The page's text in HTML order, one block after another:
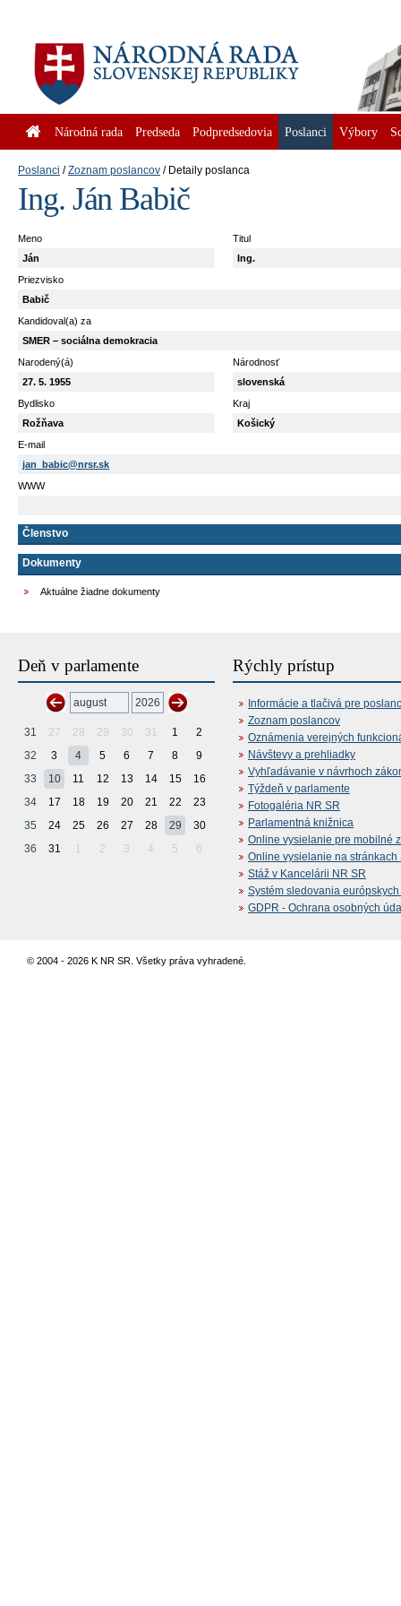
Národná rada Predseda Podpredsedovia Poslanci Výbory
Poslanci Zoznam poslancov Detaily poslanca
Ing. Ján Babič
Meno
Ján
Titul
Ing.
Priezvisko
Babič
Kandidoval(a) za
SMER – sociálna demokracia
Narodený(á)
27. 5. 1955
Národnosť
slovenská
Bydlisko
Rožňava
Kraj
Košický
E-mail
jan_babic@nrsr.sk
WWW
Členstvo
Dokumenty
Aktuálne žiadne dokumenty
Deň v parlamente
31 27 28 29 30 31 1
2
32
3 4 5 6 7 8
9
33
10 11 12 13 14 15
16
34
17 18 19 20 21 22
23
35
24 25 26 27 28 29
30
36
31 1 2 3 4 5 6
Rýchly prístup
Informácie a tlačivá pre
Zoznam poslancov
Oznámenia verejných
Návštevy a prehliadky
Vyhľadávanie v návrhoch
Týždeň v parlamente
Fotogaléria NR SR
Parlamentná knižnica
Online vysielanie pre mobilné
Online vysielanie na stránkach
Stáž v Kancelárii NR SR
Systém sledovania
GDPR - Ochrana osobných
© 2004 - 2026 K NR SR. Všetky práva vyhradené.